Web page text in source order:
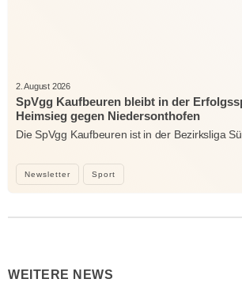
Newsletter Sport
2. August 2026
SpVgg Kaufbeuren bleibt in der
Heimsieg gegen Niedersonthofen
Die SpVgg Kaufbeuren ist in der Bezirksliga
WEITERE NEWS